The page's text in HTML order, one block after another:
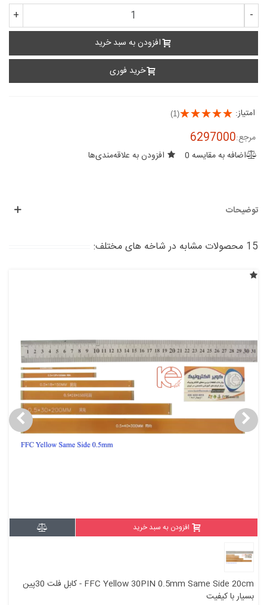
-
+
افزودن به سبد خرید
خرید فوری
امتیاز: (1)
مرجع:6297000
اضافه به مقایسه 0 افزودن به علاقه‌مندی‌ها
توضیحات
15 محصولات مشابه در شاخه های مختلف:
افزودن به سبد خرید
FFC Yellow 30PIN 0.5mm Same Side 20cm - کابل فلت 30پین
بسیار با کیفیت